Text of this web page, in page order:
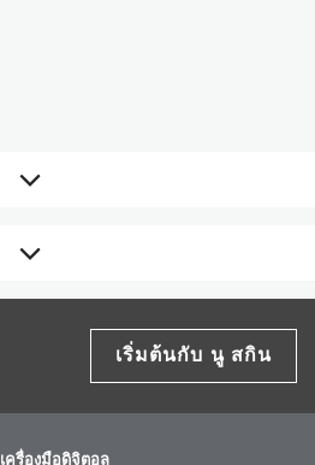
เริ่มต้นกับ นู สกิน
เครื่องมือดิจิตอล